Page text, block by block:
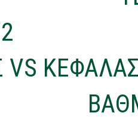
VS ΚΕΦΑΛΑΣ